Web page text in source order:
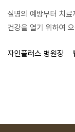
질병의 예방부터 치
건강을 열기 위하여
자인플러스 병원장